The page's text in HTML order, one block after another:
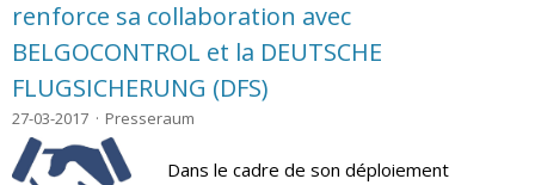
renforce sa collaboration avec
BELGOCONTROL et la DEUTSCHE
FLUGSICHERUNG (DFS)
27-03-2017 Presseraum
Dans le cadre de son déploiement